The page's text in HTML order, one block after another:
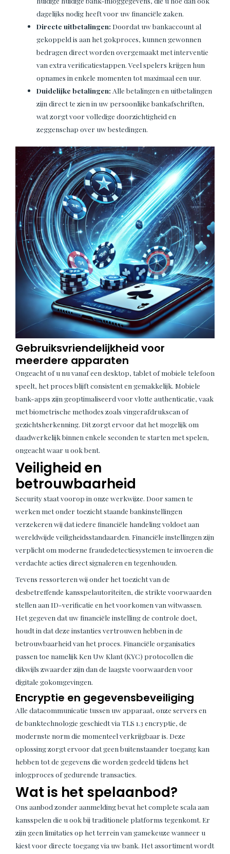
dagelijks nodig heeft voor uw financiële zaken.
Directe uitbetalingen: Doordat uw bankaccount al
gekoppeld is aan het gokproces, kunnen gewonnen
bedragen direct worden overgemaakt met interventie
van extra verificatiestappen. Veel spelers krijgen hun
opnames in enkele momenten tot maximaal een uur.
Duidelijke betalingen: Alle betalingen en uitbetalingen
zijn direct te zien in uw persoonlijke bankafschriften,
wat zorgt voor volledige doorzichtigheid en
zeggenschap over uw bestedingen.
Gebruiksvriendelijkheid voor
meerdere apparaten
Ongeacht of u nu vanaf een desktop, tablet of mobiele telefoon
speelt, het proces blijft consistent en gemakkelijk. Mobiele
bank-apps zijn geoptimaliseerd voor vlotte authenticatie, vaak
met biometrische methodes zoals vingerafdrukscan of
gezichtsherkenning. Dit zorgt ervoor dat het mogelijk om
daadwerkelijk binnen enkele seconden te starten met spelen,
ongeacht waar u ook bent.
Veiligheid en
betrouwbaarheid
Security staat voorop in onze werkwijze. Door samen te
werken met onder toezicht staande bankinstellingen
verzekeren wij dat iedere financiële handeling voldoet aan
wereldwijde veiligheidsstandaarden. Financiële instellingen zijn
verplicht om moderne fraudedetectiesystemen te invoeren die
verdachte acties direct signaleren en tegenhouden.
Tevens ressorteren wij onder het toezicht van de
desbetreffende kansspelautoriteiten, die strikte voorwaarden
stellen aan ID-verificatie en het voorkomen van witwassen.
Het gegeven dat uw financiële instelling de controle doet,
houdt in dat deze instanties vertrouwen hebben in de
betrouwbaarheid van het proces. Financiële organisaties
passen toe namelijk Ken Uw Klant (KYC) protocollen die
dikwijls zwaarder zijn dan de laagste voorwaarden voor
digitale gokomgevingen.
Encryptie en gegevensbeveiliging
Alle datacommunicatie tussen uw apparaat, onze servers en
de banktechnologie geschiedt via TLS 1.3 encryptie, de
modernste norm die momenteel verkrijgbaar is. Deze
oplossing zorgt ervoor dat geen buitenstaander toegang kan
hebben tot de gegevens die worden gedeeld tijdens het
inlogproces of gedurende transacties.
Wat is het spelaanbod?
Ons aanbod zonder aanmelding bevat het complete scala aan
kansspelen die u ook bij traditionele platforms tegenkomt. Er
zijn geen limitaties op het terrein van gamekeuze wanneer u
kiest voor directe toegang via uw bank. Het assortiment wordt